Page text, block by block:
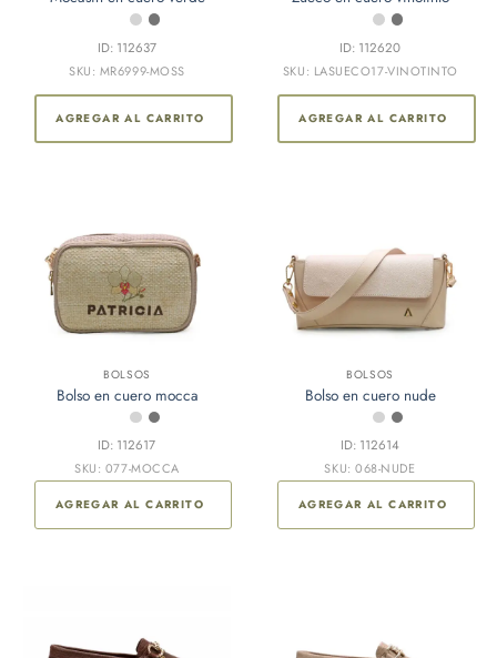
ID: 112637
SKU: MR6999-MOSS
AGREGAR AL CARRITO
ID: 112620
SKU: LASUECO17-VINOTINTO
AGREGAR AL CARRITO
BOLSOS
Bolso en cuero mocca
ID: 112617
SKU: 077-MOCCA
AGREGAR AL CARRITO
BOLSOS
Bolso en cuero nude
ID: 112614
SKU: 068-NUDE
AGREGAR AL CARRITO